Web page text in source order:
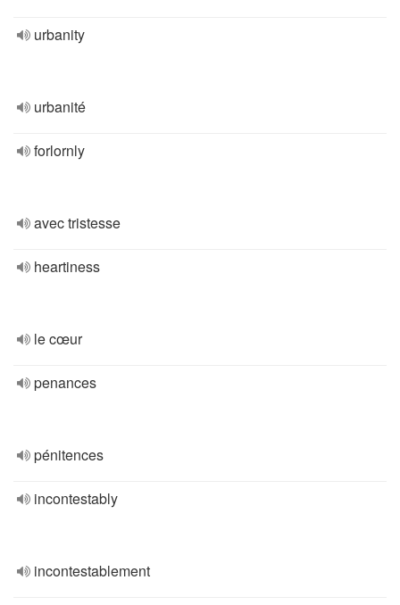
urbanity
urbanité
forlornly
avec tristesse
heartiness
le cœur
penances
pénitences
incontestably
incontestablement